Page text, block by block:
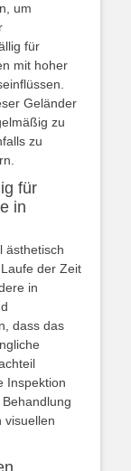
um
für
mit hoher
Geländer
zu
zu
für
in
ästhetisch
der Zeit
in
dass das
Inspektion
visuellen